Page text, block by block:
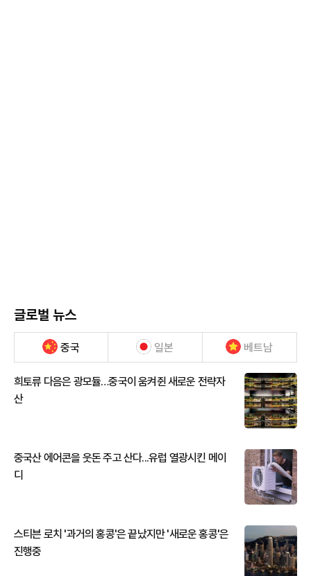
글로벌 뉴스
중국 일본 베트남
희토류 다음은 광모듈…중국이 움켜쥔 새로운 전략자
산
중국산 에어콘을 웃돈 주고 산다...유럽 열광시킨 메이
디
스티븐 로치 '과거의 홍콩'은 끝났지만 '새로운 홍콩'은
진행중